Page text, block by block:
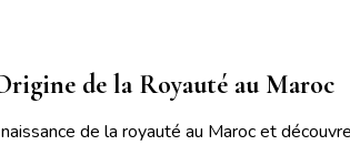
de la Royauté au Maroc
de la royauté au Maroc et